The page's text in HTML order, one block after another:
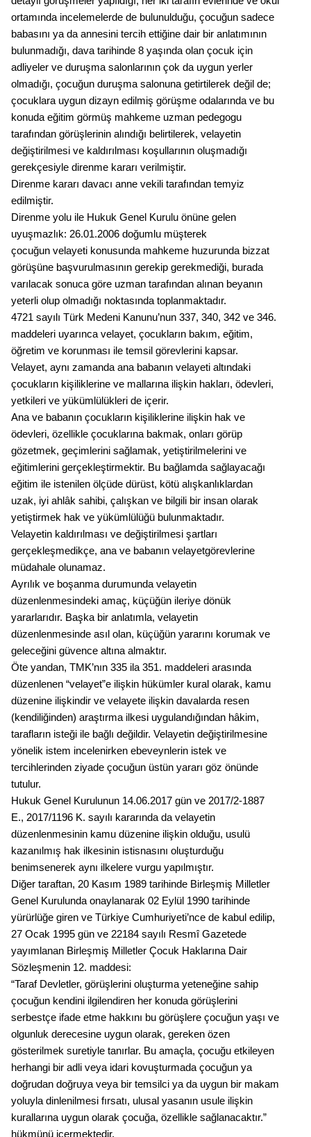
ortamında incelemelerde de bulunulduğu, çocuğun sadece
babasını ya da annesini tercih ettiğine dair bir anlatımının
bulunmadığı, dava tarihinde 8 yaşında olan çocuk için
adliyeler ve duruşma salonlarının çok da uygun yerler
olmadığı, çocuğun duruşma salonuna getirtilerek değil de;
çocuklara uygun dizayn edilmiş görüşme odalarında ve bu
konuda eğitim görmüş mahkeme uzman pedegogu
tarafından görüşlerinin alındığı belirtilerek, velayetin
değiştirilmesi ve kaldırılması koşullarının oluşmadığı
gerekçesiyle direnme kararı verilmiştir.
Direnme kararı davacı anne vekili tarafından temyiz
edilmiştir.
Direnme yolu ile Hukuk Genel Kurulu önüne gelen
uyuşmazlık: 26.01.2006 doğumlu müşterek
çocuğun velayeti konusunda mahkeme huzurunda bizzat
görüşüne başvurulmasının gerekip gerekmediği, burada
varılacak sonuca göre uzman tarafından alınan beyanın
yeterli olup olmadığı noktasında toplanmaktadır.
4721 sayılı Türk Medeni Kanunu’nun 337, 340, 342 ve 346.
maddeleri uyarınca velayet, çocukların bakım, eğitim,
öğretim ve korunması ile temsil görevlerini kapsar.
Velayet, aynı zamanda ana babanın velayeti altındaki
çocukların kişiliklerine ve mallarına ilişkin hakları, ödevleri,
yetkileri ve yükümlülükleri de içerir.
Ana ve babanın çocukların kişiliklerine ilişkin hak ve
ödevleri, özellikle çocuklarına bakmak, onları görüp
gözetmek, geçimlerini sağlamak, yetiştirilmelerini ve
eğitimlerini gerçekleştirmektir. Bu bağlamda sağlayacağı
eğitim ile istenilen ölçüde dürüst, kötü alışkanlıklardan
uzak, iyi ahlâk sahibi, çalışkan ve bilgili bir insan olarak
yetiştirmek hak ve yükümlülüğü bulunmaktadır.
Velayetin kaldırılması ve değiştirilmesi şartları
gerçekleşmedikçe, ana ve babanın velayetgörevlerine
müdahale olunamaz.
Ayrılık ve boşanma durumunda velayetin
düzenlenmesindeki amaç, küçüğün ileriye dönük
yararlarıdır. Başka bir anlatımla, velayetin
düzenlenmesinde asıl olan, küçüğün yararını korumak ve
geleceğini güvence altına almaktır.
Öte yandan, TMK’nın 335 ila 351. maddeleri arasında
düzenlenen “velayet”e ilişkin hükümler kural olarak, kamu
düzenine ilişkindir ve velayete ilişkin davalarda resen
(kendiliğinden) araştırma ilkesi uygulandığından hâkim,
tarafların isteği ile bağlı değildir. Velayetin değiştirilmesine
yönelik istem incelenirken ebeveynlerin istek ve
tercihlerinden ziyade çocuğun üstün yararı göz önünde
tutulur.
Hukuk Genel Kurulunun 14.06.2017 gün ve 2017/2-1887
E., 2017/1196 K. sayılı kararında da velayetin
düzenlenmesinin kamu düzenine ilişkin olduğu, usulü
kazanılmış hak ilkesinin istisnasını oluşturduğu
benimsenerek aynı ilkelere vurgu yapılmıştır.
Diğer taraftan, 20 Kasım 1989 tarihinde Birleşmiş Milletler
Genel Kurulunda onaylanarak 02 Eylül 1990 tarihinde
yürürlüğe giren ve Türkiye Cumhuriyeti’nce de kabul edilip,
27 Ocak 1995 gün ve 22184 sayılı Resmî Gazetede
yayımlanan Birleşmiş Milletler Çocuk Haklarına Dair
Sözleşmenin 12. maddesi:
“Taraf Devletler, görüşlerini oluşturma yeteneğine sahip
çocuğun kendini ilgilendiren her konuda görüşlerini
serbestçe ifade etme hakkını bu görüşlere çocuğun yaşı ve
olgunluk derecesine uygun olarak, gereken özen
gösterilmek suretiyle tanırlar. Bu amaçla, çocuğu etkileyen
herhangi bir adli veya idari kovuşturmada çocuğun ya
doğrudan doğruya veya bir temsilci ya da uygun bir makam
yoluyla dinlenilmesi fırsatı, ulusal yasanın usule ilişkin
kurallarına uygun olarak çocuğa, özellikle sağlanacaktır.”
hükmünü içermektedir.